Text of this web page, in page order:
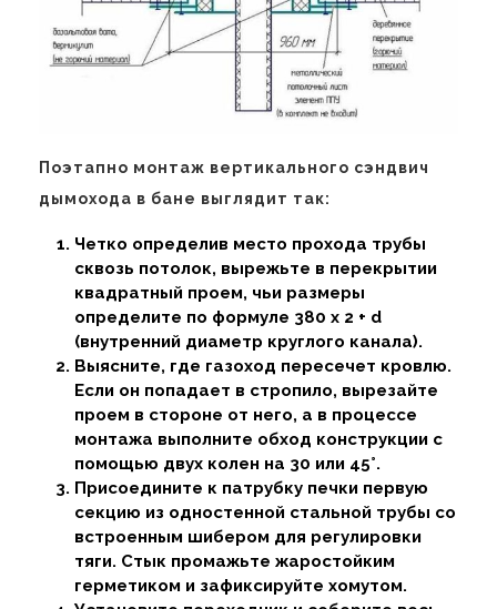
Поэтапно монтаж вертикального сэндвич
дымохода в бане выглядит так:
Четко определив место прохода трубы
сквозь потолок, вырежьте в перекрытии
квадратный проем, чьи размеры
определите по формуле 380 х 2 + d
(внутренний диаметр круглого канала).
Выясните, где газоход пересечет кровлю.
Если он попадает в стропило, вырезайте
проем в стороне от него, а в процессе
монтажа выполните обход конструкции с
помощью двух колен на 30 или 45°.
Присоедините к патрубку печки первую
секцию из одностенной стальной трубы со
встроенным шибером для регулировки
тяги. Стык промажьте жаростойким
герметиком и зафиксируйте хомутом.